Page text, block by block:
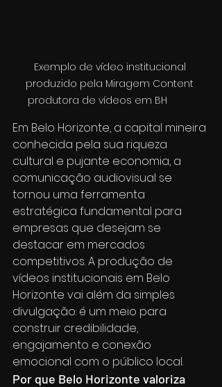
Exemplo de vídeo institucional
produzido pela Miragem Content
Em Belo Horizonte, a capital mineira
conhecida pela sua riqueza
cultural e pujante economia, a
comunicação audiovisual se
tornou uma ferramenta
estratégica fundamental para
empresas que desejam se
destacar em mercados
competitivos. A produção de
vídeos institucionais em Belo
Horizonte vai além da simples
divulgação: é um meio para
construir credibilidade,
engajamento e conexão
emocional com o público local.
Por que Belo Horizonte valoriza